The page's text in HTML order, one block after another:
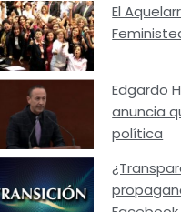
El
Edgardo
anuncia
política